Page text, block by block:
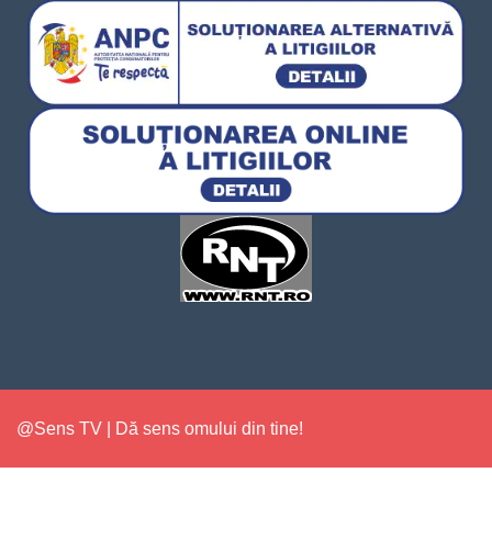
@Sens TV | Dă sens omului din tine!